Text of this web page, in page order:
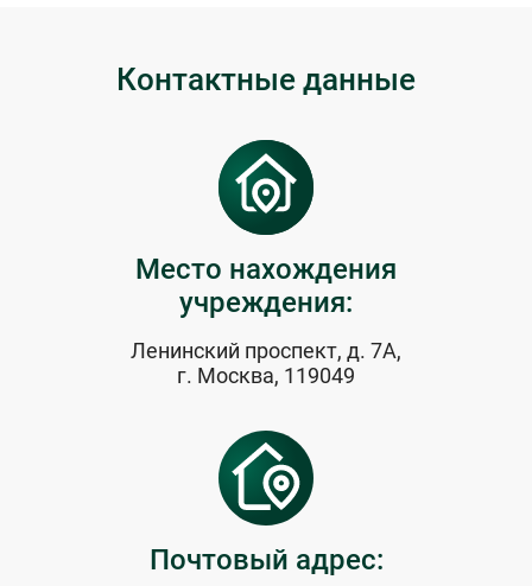
Контактные данные
Место нахождения
учреждения:
Ленинский проспект, д. 7А,
г. Москва, 119049
Почтовый адрес: